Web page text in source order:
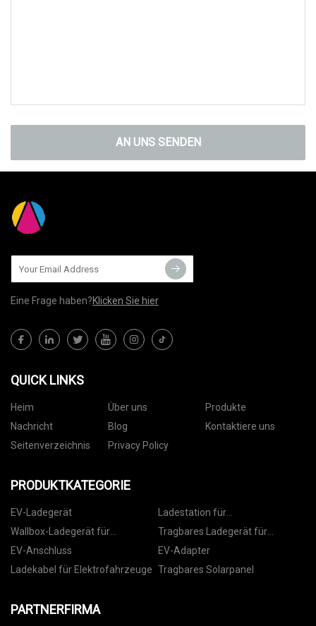
AN UNS SENDEN
Eine Frage haben?Klicken Sie hier
QUICK LINKS
Heim Über uns
Produkte
Nachricht
Blog
Kontaktiere uns
Seitenverzeichnis
Privacy Policy
PRODUKTKATEGORIE
EV-Ladegerät
Ladestation für
Elektrofahrzeuge
Wallbox-Ladegerät für
Elektrofahrzeuge
Tragbares Ladegerät für
Elektrofahrzeuge
EV-Anschluss
EV-Adapter
Ladekabel für Elektrofahrzeuge Tragbares Solarpanel
PARTNERFIRMA